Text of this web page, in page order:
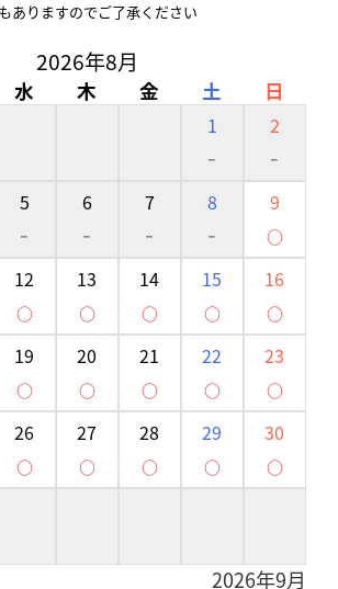
ありますのでご了承ください
2026年8月
水 木 金 土 日
1
-
2
-
5
-
6
-
7
-
8
-
9
○
12
○
13
○
14
○
15
○
16
○
19
○
20
○
21
○
22
○
23
○
26
○
27
○
28
○
29
○
30
○
2026年9月